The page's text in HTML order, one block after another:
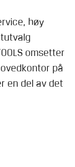
høy
omsetter
på
en del av det